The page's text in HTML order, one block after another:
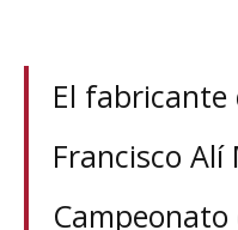
El fabricante
Francisco Alí